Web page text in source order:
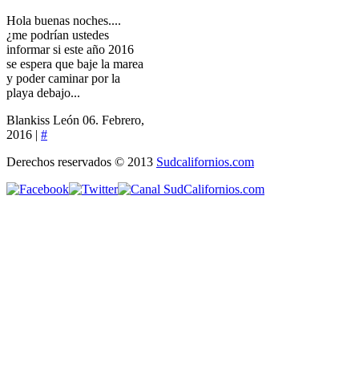
Hola buenas noches....
¿me podrían ustedes
informar si este año 2016
se espera que baje la marea
y poder caminar por la
playa debajo...
Blankiss León 06. Febrero,
2016 | #
Derechos reservados © 2013 Sudcalifornios.com